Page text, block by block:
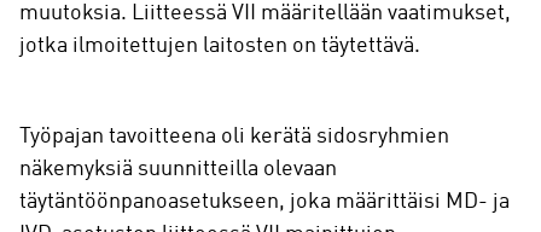
muutoksia. Liitteessä VII määritellään vaatimukset,
jotka ilmoitettujen laitosten on täytettävä.
Työpajan tavoitteena oli kerätä sidosryhmien
näkemyksiä suunnitteilla olevaan
täytäntöönpanoasetukseen, joka määrittäisi MD- ja